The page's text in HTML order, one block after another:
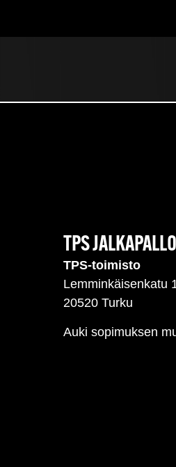
TPS JALKAPALLO
TPS-toimisto
Lemminkäisenkatu
20520 Turku
Auki sopimuksen